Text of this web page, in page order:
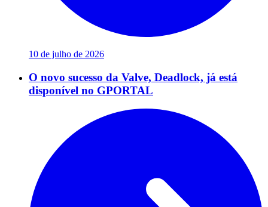
10 de julho de 2026
O novo sucesso da Valve, Deadlock, já está
disponível no GPORTAL